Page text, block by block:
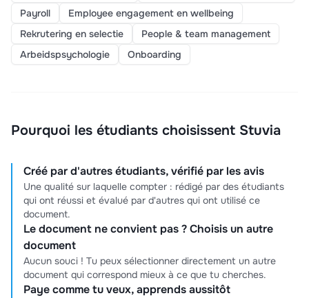
Payroll
Employee engagement en wellbeing
Rekrutering en selectie
People & team management
Arbeidspsychologie
Onboarding
Pourquoi les étudiants choisissent Stuvia
Créé par d'autres étudiants, vérifié par les avis
Une qualité sur laquelle compter : rédigé par des étudiants
qui ont réussi et évalué par d'autres qui ont utilisé ce
document.
Le document ne convient pas ? Choisis un autre
document
Aucun souci ! Tu peux sélectionner directement un autre
document qui correspond mieux à ce que tu cherches.
Paye comme tu veux, apprends aussitôt